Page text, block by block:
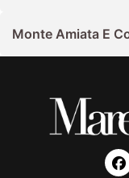
Monte Amiata E